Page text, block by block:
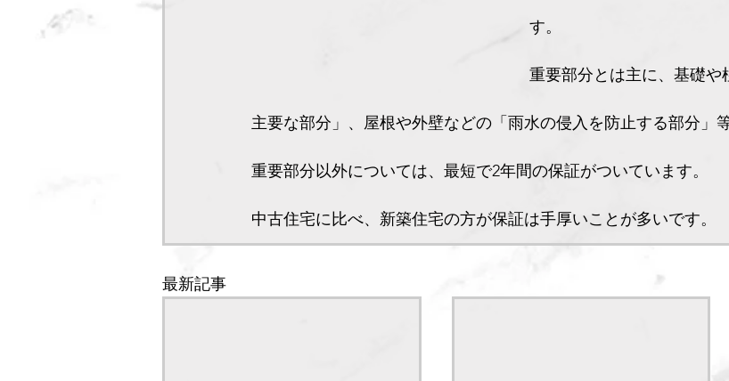
す。
重要部分とは主に、基礎
主要な部分」、屋根や外壁などの「雨水の侵入を防止する部分」
重要部分以外については、最短で2年間の保証がついています。
中古住宅に比べ、新築住宅の方が保証は手厚いことが多いです。
最新記事